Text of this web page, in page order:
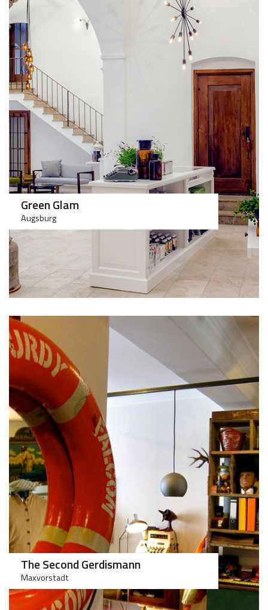
Green Glam
Augsburg
The Second Gerdismann
Maxvorstadt